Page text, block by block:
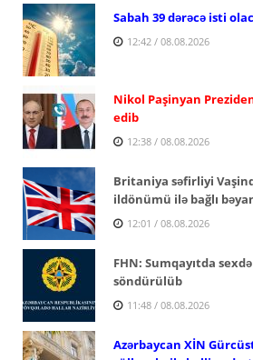
Sabah 39 dərəcə isti
12:42 / 08.08.2026
Nikol Paşinyan
edib
12:38 / 08.08.2026
Britaniya səfirliyi
ildönümü ilə bağlı
12:01 / 08.08.2026
FHN: Sumqayıtda
söndürülüb
11:48 / 08.08.2026
Azərbaycan XİN